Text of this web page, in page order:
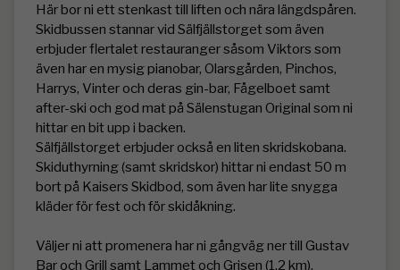
Här bor ni ett stenkast till liften och nära längdspåren.
Skidbussen stannar vid Sälfjällstorget som även
erbjuder flertalet restauranger såsom Viktors som
även har en mysig pianobar, Olarsgården, Pinchos,
Harrys, Vinter och deras gin-bar, Fågelboet samt
after-ski och god mat på Sälenstugan Original som ni
hittar en bit upp i backen.
Sälfjällstorget erbjuder också en liten skridskobana.
Skiduthyrning (samt skridskor) hittar ni endast 50 m
bort på Kaisers Skidbod, som även har lite snygga
kläder för fest och för skidåkning.
Väljer ni att promenera har ni gångväg ner till Gustav
Bar och Grill samt Lammet och Grisen (1,2 km).